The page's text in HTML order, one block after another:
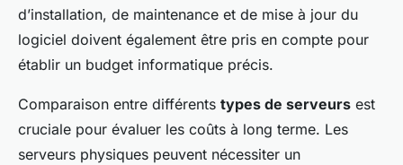
d’installation, de maintenance et de mise à jour du
logiciel doivent également être pris en compte pour
établir un budget informatique précis.
Comparaison entre différents types de serveurs est
cruciale pour évaluer les coûts à long terme. Les
serveurs physiques peuvent nécessiter un